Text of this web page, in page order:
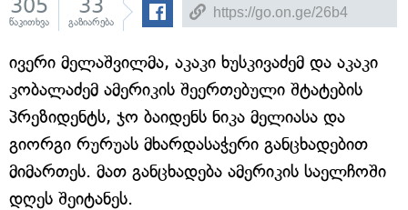
305
წაკითხვა
33
გაზიარება
ივერი მელაშვილმა, აკაკი ხუსკივაძემ და აკაკი
კობალაძემ ამერიკის შეერთებული შტატების
პრეზიდენტს, ჯო ბაიდენს ნიკა მელიასა და
გიორგი რურუას მხარდასაჭერი განცხადებით
მიმართეს. მათ განცხადება ამერიკის საელჩოში
დღეს შეიტანეს.